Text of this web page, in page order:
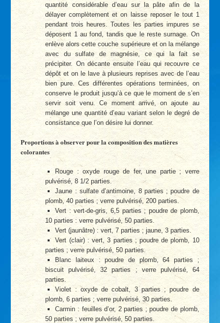
quantité considérable d’eau sur la pâte afin de la
délayer complètement et on laisse reposer le tout 1
pendant trois heures. Toutes les parties impures se
déposent 1 au fond, tandis que le reste surnage. On
enlève alors cette couche supérieure et on la mélange
avec du sulfate de magnésie, ce qui la fait se
précipiter. On décante ensuite l’eau qui recouvre ce
dépôt et on le lave à plusieurs reprises avec de l’eau
bien pure. Ces différentes opérations terminées, on
conserve le produit jusqu’à ce que le moment de s’en
servir soit venu. Ce moment arrivé, on ajoute au
mélange une quantité d’eau variant selon le degré de
consistance que l’on désire lui donner.
Proportions à observer pour la composition des matières
colorantes
Rouge : oxyde rouge de fer, une partie ; verre
pulvérisé, 8 1/2 parties.
Jaune : sulfate d’antimoine, 8 parties ; poudre de
plomb, 40 parties ; verre pulvérisé, 200 parties.
Vert : vert-de-gris, 6,5 parties ; poudre de plomb,
10 parties : verre pulvérisé, 50 parties.
Vert (jaunâtre) : vert, 7 parties ; jaune, 3 parties.
Vert (clair) : vert, 3 parties ; poudre de plomb, 10
parties ; verre pulvérisé, 50 parties.
Blanc laiteux : poudre de plomb, 64 parties ;
biscuit pulvérisé, 32 parties ; verre pulvérisé, 64
parties.
Violet : oxyde de cobalt, 3 parties ; poudre de
plomb, 6 parties ; verre pulvérisé, 30 parties.
Carmin : feuilles d’or, 2 parties ; poudre de plomb,
50 parties ; verre pulvérisé, 50 parties.